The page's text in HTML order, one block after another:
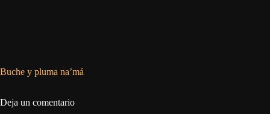
Buche y pluma na’má
Deja un comentario